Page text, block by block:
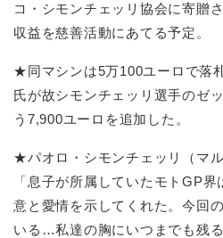
コ・シモンチェッリ協会に寄贈
収益を慈善活動にあてる予定。
★同マシンは5万100ユーロで落
氏が故シモンチェッリ選手のゼ
う7,900ユーロを追加した。
★パオロ・シモンチェッリ（マ
「息子が所属していたモトGP
意と愛情を示してくれた。今回
いる…私達の胸にいつまでも残る